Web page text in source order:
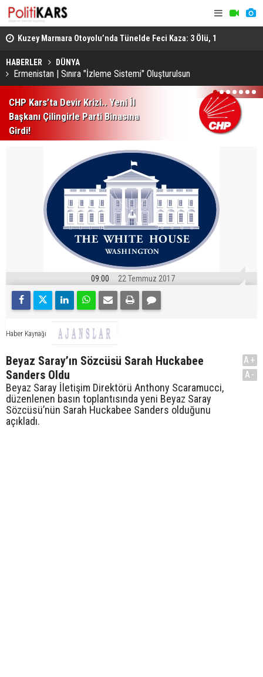
Kuzey Marmara Otoyolu’nda Tünelde Feci Kaza: 3 Ölü, 1
Ağır Yaralı
HABERLER DÜNYA
Ermenistan | Sınıra "İzleme Sistemi" Oluşturulsun
CHP Kars’ta Devir Krizi.. Yeni İl
Başkanı Çilingirle Parti Binasına
Girdi!
1 2 3 4 5 6 7
09:00 22 Temmuz 2017
Haber Kaynağı
Beyaz Saray’ın Sözcüsü Sarah Huckabee
Sanders Oldu
Beyaz Saray İletişim Direktörü Anthony Scaramucci,
düzenlenen basın toplantısında yeni Beyaz Saray
Sözcüsü’nün Sarah Huckabee Sanders olduğunu
açıkladı.
A+
A-